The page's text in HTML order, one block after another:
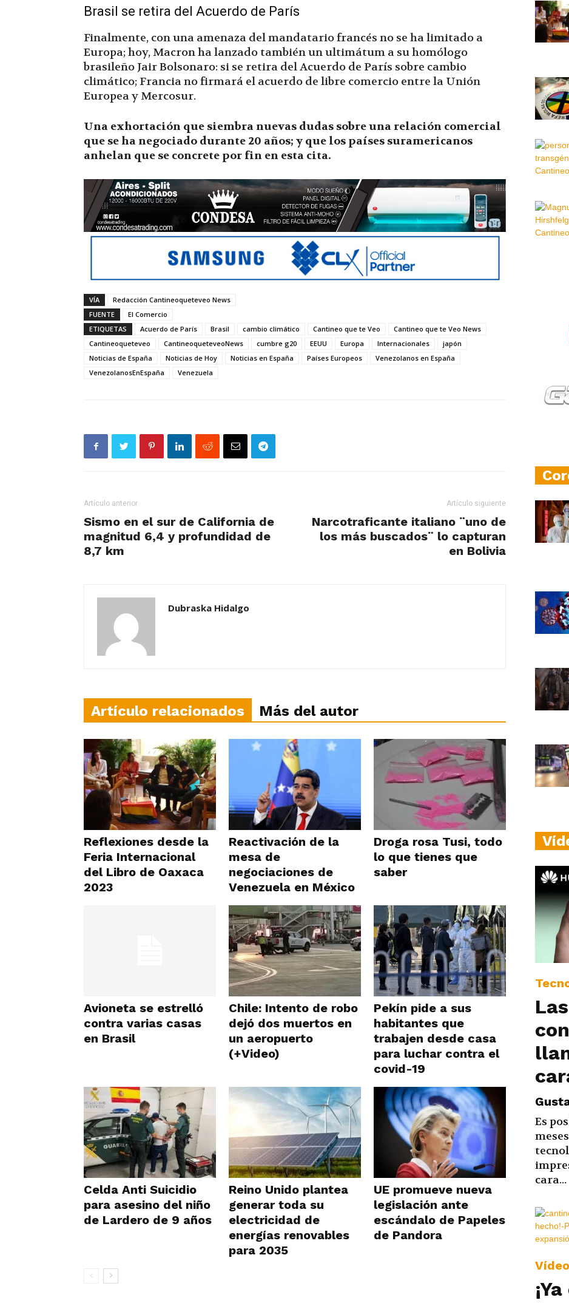
Brasil se retira del Acuerdo de París
Finalmente, con una amenaza del mandatario francés no se ha limitado a
Europa; hoy, Macron ha lanzado también un ultimátum a su homólogo
brasileño Jair Bolsonaro: si se retira del Acuerdo de París sobre cambio
climático; Francia no firmará el acuerdo de libre comercio entre la Unión
Europea y Mercosur.
Una exhortación que siembra nuevas dudas sobre una relación comercial
que se ha negociado durante 20 años; y que los países suramericanos
anhelan que se concrete por fin en esta cita.
VÍA
Redacción Cantineoqueteveo News
FUENTE
El Comercio
ETIQUETAS
Acuerdo de París Brasil cambio climático Cantineo que te Veo
Cantineo que te Veo News
Cantineoqueteveo
CantineoqueteveoNews cumbre g20 EEUU Europa Internacionales
japón
Noticias de España
Noticias de Hoy Noticias en España Países Europeos
Venezolanos en España
VenezolanosEnEspaña
Venezuela
Artículo anterior
Sismo en el sur de California de
magnitud 6,4 y profundidad de
8,7 km
Artículo siguiente
Narcotraficante italiano ¨uno de
los más buscados¨ lo capturan
en Bolivia
Dubraska Hidalgo
Artículo relacionados Más del autor
Reflexiones desde la
Feria Internacional
del Libro de Oaxaca
2023
Reactivación de la
mesa de
negociaciones de
Venezuela en México
Droga rosa Tusi, todo
lo que tienes que
saber
Avioneta se estrelló
contra varias casas
en Brasil
Chile: Intento de robo
dejó dos muertos en
un aeropuerto
(+Video)
Pekín pide a sus
habitantes que
trabajen desde casa
para luchar contra el
covid-19
Celda Anti Suicidio
para asesino del niño
de Lardero de 9 años
Reino Unido plantea
generar toda su
electricidad de
energías renovables
para 2035
UE promueve nueva
legislación ante
escándalo de Papeles
de Pandora
Es
cara...